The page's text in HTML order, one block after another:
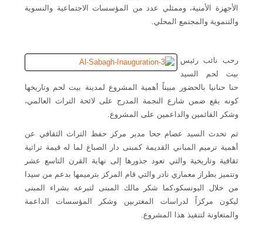
الأجهزة الأمنية، وممثلي عدد من المؤسسات الاجتماعية والنسوية
والتنموية والمجتمع المحلي.
رحب نائب رئيس
بيت لحم السيد
حنا حنانيا بالحضور مبيناً أهمية المشروع لمدينة بيت لحم وتاريخها
كونه يقع ضمن شارع النجمة المدرج على لائحة التراث العالمي،
وشكر القائمين والداعمين على المشروع.
ثم تحدث السيد عصام جحا مدير مركز حفظ التراث الثقافي عن
أهمية ترميم المباني القديمة كمبنى دار الصباغ لما له قيمة تراثية
ثقافية وتاريخية والتي تعود جذورها إلى نهاية القرن التاسع عشر
وتتميز بطراز معماري نادر والتي قام المركز بترميمها بدعم من سيدا
من خلال اليونسكو،كما شكر مالك المبنى لتبرعه بشراء المبنى
ليكون مركزاً لدراسات المغتربين وشكر المؤسسات الداعمة
والمتعاونة لتنفيذ هذا المشروع.